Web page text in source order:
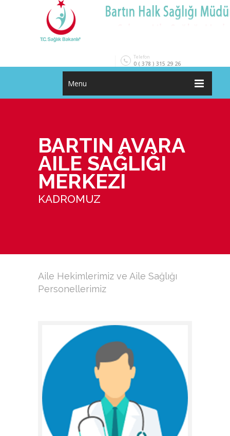
Telefon
0 ( 378 ) 315 29 26
Menu
BARTIN AVARA
AILE SAĞLIĞI
MERKEZI
KADROMUZ
Aile Hekimlerimiz ve Aile Sağlığı
Personellerimiz